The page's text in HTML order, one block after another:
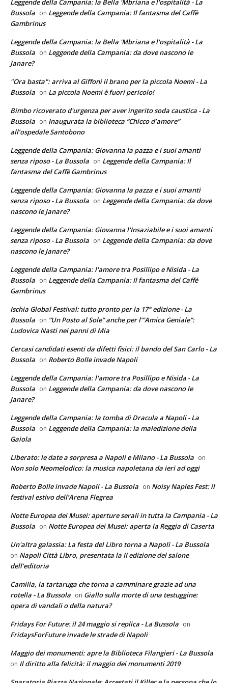
Leggende della Campania: la Bella 'Mbriana e l'ospitalità - La
Bussola on Leggende della Campania: Il fantasma del Caffè
Gambrinus
Leggende della Campania: la Bella 'Mbriana e l'ospitalità - La
Bussola on Leggende della Campania: da dove nascono le
Janare?
"Ora basta": arriva al Giffoni il brano per la piccola Noemi - La
Bussola on La piccola Noemi è fuori pericolo!
Bimbo ricoverato d'urgenza per aver ingerito soda caustica - La
Bussola on Inaugurata la biblioteca “Chicco d’amore”
all’ospedale Santobono
Leggende della Campania: Giovanna la pazza e i suoi amanti
senza riposo - La Bussola on Leggende della Campania: Il
fantasma del Caffè Gambrinus
Leggende della Campania: Giovanna la pazza e i suoi amanti
senza riposo - La Bussola on Leggende della Campania: da dove
nascono le Janare?
Leggende della Campania: Giovanna l'Insaziabile e i suoi amanti
senza riposo - La Bussola on Leggende della Campania: da dove
nascono le Janare?
Leggende della Campania: l'amore tra Posillipo e Nisida - La
Bussola on Leggende della Campania: Il fantasma del Caffè
Gambrinus
Ischia Global Festival: tutto pronto per la 17° edizione - La
Bussola on “Un Posto al Sole” anche per l’”Amica Geniale”:
Ludovica Nasti nei panni di Mia
Cercasi candidati esenti da difetti fisici: il bando del San Carlo - La
Bussola on Roberto Bolle invade Napoli
Leggende della Campania: l'amore tra Posillipo e Nisida - La
Bussola on Leggende della Campania: da dove nascono le
Janare?
Leggende della Campania: la tomba di Dracula a Napoli - La
Bussola on Leggende della Campania: la maledizione della
Gaiola
Liberato: le date a sorpresa a Napoli e Milano - La Bussola on
Non solo Neomelodico: la musica napoletana da ieri ad oggi
Roberto Bolle invade Napoli - La Bussola on Noisy Naples Fest: il
festival estivo dell’Arena Flegrea
Notte Europea dei Musei: aperture serali in tutta la Campania - La
Bussola on Notte Europea dei Musei: aperta la Reggia di Caserta
Un'altra galassia: La festa del Libro torna a Napoli - La Bussola
on Napoli Città Libro, presentata la II edizione del salone
dell’editoria
Camilla, la tartaruga che torna a camminare grazie ad una
rotella - La Bussola on Giallo sulla morte di una testuggine:
opera di vandali o della natura?
Fridays For Future: il 24 maggio si replica - La Bussola on
FridaysForFuture invade le strade di Napoli
Maggio dei monumenti: apre la Biblioteca Filangieri - La Bussola
on Il diritto alla felicità: il maggio dei monumenti 2019